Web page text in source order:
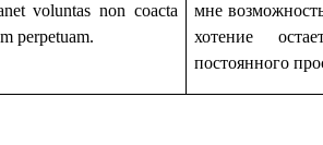
voluntas non coacta
perpetuam.
мне
хотение
постоянного